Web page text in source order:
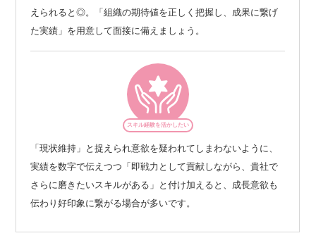
えられると◎。「組織の期待値を正しく把握し、成果に繋げ
た実績」を用意して面接に備えましょう。
スキル経験を活かしたい
「現状維持」と捉えられ意欲を疑われてしまわないように、
実績を数字で伝えつつ「即戦力として貢献しながら、貴社で
さらに磨きたいスキルがある」と付け加えると、成長意欲も
伝わり好印象に繋がる場合が多いです。